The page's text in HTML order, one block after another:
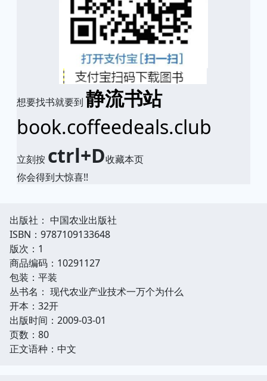
想要找书就要到 静流书站
book.coffeedeals.club
立刻按 ctrl+D收藏本页
你会得到大惊喜!!
出版社： 中国农业出版社
ISBN：9787109133648
版次：1
商品编码：10291127
包装：平装
丛书名： 现代农业产业技术一万个为什么
开本：32开
出版时间：2009-03-01
页数：80
正文语种：中文